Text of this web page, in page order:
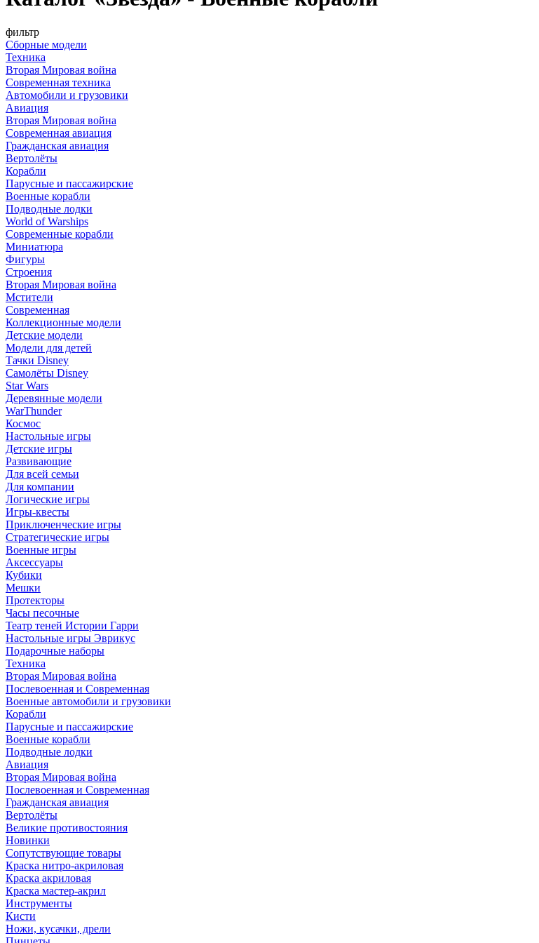
фильтр
Сборные модели
Техника
Вторая Мировая война
Современная техника
Автомобили и грузовики
Авиация
Вторая Мировая война
Современная авиация
Гражданская авиация
Вертолёты
Корабли
Парусные и пассажирские
Военные корабли
Подводные лодки
World of Warships
Современные корабли
Миниатюра
Фигуры
Строения
Вторая Мировая война
Мстители
Современная
Коллекционные модели
Детские модели
Модели для детей
Тачки Disney
Самолёты Disney
Star Wars
Деревянные модели
WarThunder
Космос
Настольные игры
Детские игры
Развивающие
Для всей семьи
Для компании
Логические игры
Игры-квесты
Приключенческие игры
Стратегические игры
Военные игры
Аксессуары
Кубики
Мешки
Протекторы
Часы песочные
Театр теней Истории Гарри
Настольные игры Эврикус
Подарочные наборы
Техника
Вторая Мировая война
Послевоенная и Современная
Военные автомобили и грузовики
Корабли
Парусные и пассажирские
Военные корабли
Подводные лодки
Авиация
Вторая Мировая война
Послевоенная и Современная
Гражданская авиация
Вертолёты
Великие противостояния
Новинки
Сопутствующие товары
Краска нитро-акриловая
Краска акриловая
Краска мастер-акрил
Инструменты
Кисти
Ножи, кусачки, дрели